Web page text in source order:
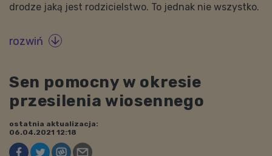
drodze jaką jest rodzicielstwo. To jednak nie wszystko.
rozwiń 
Sen pomocny w okresie
przesilenia wiosennego
ostatnia aktualizacja:
06.04.2021 12:18